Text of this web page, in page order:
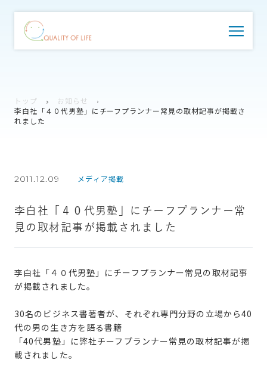
トップ
お知らせ
李白社「４０代男塾」にチーフプランナー常見の取材記事が掲載さ
れました
2011.12.09 メディア掲載
李白社「４０代男塾」にチーフプランナー常
見の取材記事が掲載されました
李白社「４０代男塾」にチーフプランナー常見の取材記事
が掲載されました。
30名のビジネス書著者が、それぞれ専門分野の立場から40
代の男の生き方を語る書籍
「40代男塾」に弊社チーフプランナー常見の取材記事が掲
載されました。